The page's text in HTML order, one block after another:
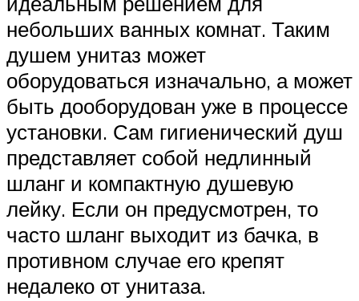
небольших ванных комнат. Таким
душем унитаз может
оборудоваться изначально, а может
быть дооборудован уже в процессе
установки. Сам гигиенический душ
представляет собой недлинный
шланг и компактную душевую
лейку. Если он предусмотрен, то
часто шланг выходит из бачка, в
противном случае его крепят
недалеко от унитаза.